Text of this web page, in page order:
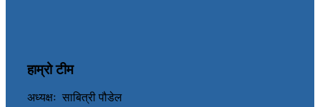
हाम्रो टीम
अध्यक्षः साबित्री पौडेल